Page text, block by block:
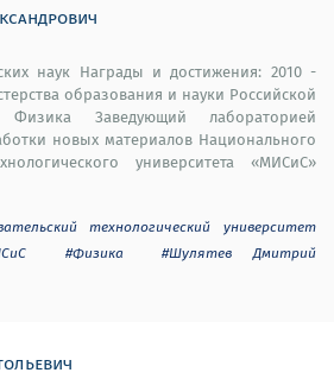
наук Награды и достижения: 2010 -
образования и науки Российской
Заведующий лабораторией
новых материалов Национального
университета «МИСиС»
технологический университет
#Физика
#Шулятев Дмитрий